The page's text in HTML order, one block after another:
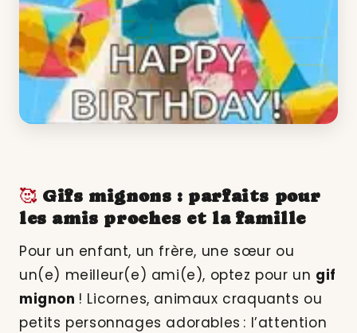
🥰 Gifs mignons : parfaits pour
les amis proches et la famille
Pour un enfant, un frère, une sœur ou
un(e) meilleur(e) ami(e), optez pour un gif
mignon ! Licornes, animaux craquants ou
petits personnages adorables : l’attention